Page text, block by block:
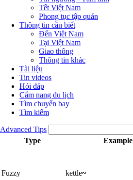
Tết Việt Nam
Phong tục tập quán
Thông tin cần biết
Đến Việt Nam
Tại Việt Nam
Giao thông
Thông tin khác
Tài liệu
Tin videos
Hỏi đáp
Cẩm nang du lịch
Tìm chuyến bay
Tìm kiếm
Advanced Tips
Type
Example
Fuzzy kettle~